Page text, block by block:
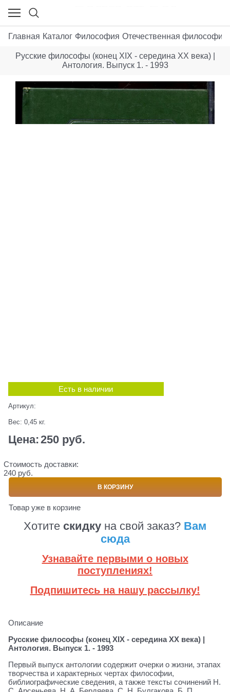
Главная Каталог Философия Отечественная
Русские философы (конец XIX - середина XX века) |
Антология. Выпуск 1. - 1993
Есть в наличии
Артикул:
Вес: 0,45 кг.
Цена:250 руб.
Стоимость доставки:
240 руб.
В КОРЗИНУ
Товар уже в корзине
Хотите скидку на свой заказ? Вам
сюда
Узнавайте первыми о новых
поступлениях!
Подпишитесь на нашу рассылку!
Описание
Русские философы (конец XIX - середина XX века) |
Антология. Выпуск 1. - 1993
Первый выпуск антологии содержит очерки о жизни, этапах
творчества и характерных чертах философии,
библиографические сведения, а также тексты сочинений Н.